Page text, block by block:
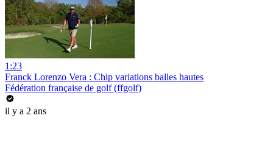
1:23
Franck Lorenzo Vera : Chip variations balles hautes
Fédération française de golf (ffgolf)
il y a 2 ans